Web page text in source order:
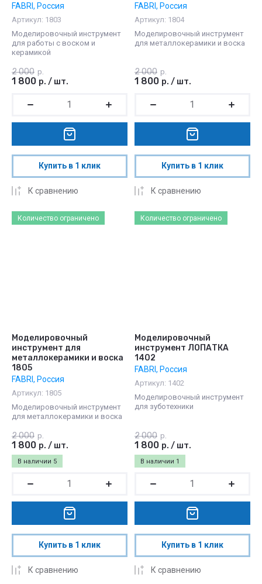
FABRI, Россия
Артикул: 1803
Моделировочный инструмент
для работы с воском и
керамикой
2 000 р.
1 800 р. / шт.
Купить в 1 клик
К сравнению
FABRI, Россия
Артикул: 1804
Моделировочный инструмент
для металлокерамики и воска
2 000 р.
1 800 р. / шт.
Купить в 1 клик
К сравнению
Количество ограничено
Моделировочный
инструмент для
металлокерамики и воска
1805
FABRI, Россия
Артикул: 1805
Моделировочный инструмент
для металлокерамики и воска
В наличии 5
2 000 р.
1 800 р. / шт.
Купить в 1 клик
К сравнению
Количество ограничено
Моделировочный
инструмент ЛОПАТКА
1402
FABRI, Россия
Артикул: 1402
Моделировочный инструмент
для зуботехники
В наличии 1
2 000 р.
1 800 р. / шт.
Купить в 1 клик
К сравнению